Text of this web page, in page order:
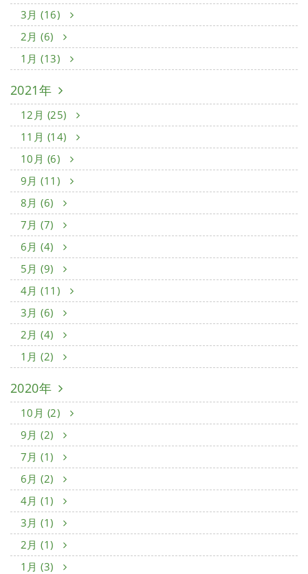
3月 (16)
2月 (6)
1月 (13)
2021年
12月 (25)
11月 (14)
10月 (6)
9月 (11)
8月 (6)
7月 (7)
6月 (4)
5月 (9)
4月 (11)
3月 (6)
2月 (4)
1月 (2)
2020年
10月 (2)
9月 (2)
7月 (1)
6月 (2)
4月 (1)
3月 (1)
2月 (1)
1月 (3)